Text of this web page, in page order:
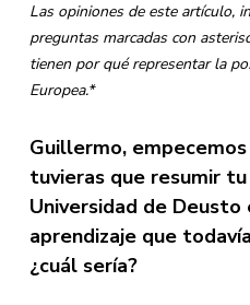
Las opiniones de este artículo,
preguntas marcadas con
tienen por qué representar la
Europea.*
Guillermo,
tuvieras que resumir
Universidad de Deusto
aprendizaje que
¿cuál sería?